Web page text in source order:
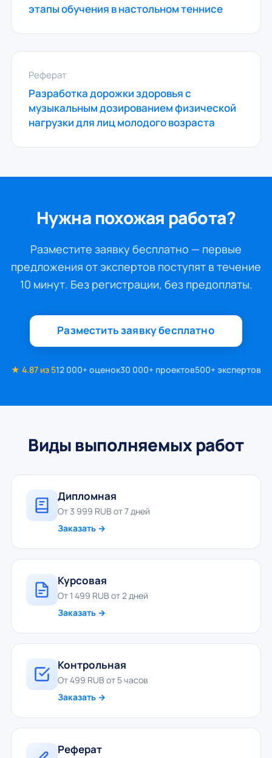
этапы обучения в настольном теннисе
Реферат
Разработка дорожки здоровья с
музыкальным дозированием физической
нагрузки для лиц молодого возраста
Нужна похожая работа?
Разместите заявку бесплатно — первые
предложения от экспертов поступят в течение
10 минут. Без регистрации, без предоплаты.
Разместить заявку бесплатно
★ 4.87 из 512 000+ оценок30 000+ проектов500+ экспертов
Виды выполняемых работ
Дипломная
От 3 999 RUB от 7 дней
Заказать →
Курсовая
От 1 499 RUB от 2 дней
Заказать →
Контрольная
От 499 RUB от 5 часов
Заказать →
Реферат